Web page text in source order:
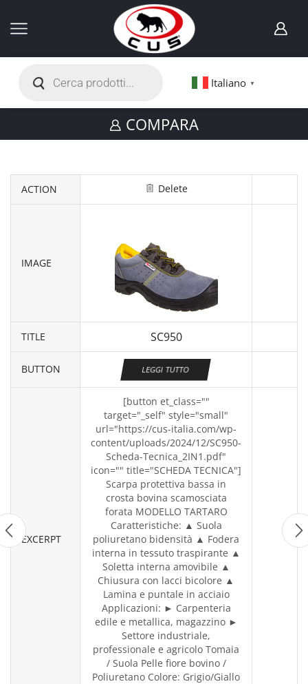
Italiano ▼
COMPARA
ACTION Delete
IMAGE
TITLE SC950
BUTTON LEGGI TUTTO
EXCERPT
[button et_class=""
target="_self" style="small"
url="https://cus-italia.com/wp-
content/uploads/2024/12/SC950-
Scheda-Tecnica_2IN1.pdf"
icon="" title="SCHEDA TECNICA"]
Scarpa protettiva bassa in
crosta bovina scamosciata
forata MODELLO TARTARO
Caratteristiche: ▲ Suola
poliuretano bidensità ▲ Fodera
interna in tessuto traspirante ▲
Soletta interna amovibile ▲
Chiusura con lacci bicolore ▲
Lamina e puntale in acciaio
Applicazioni: ► Carpenteria
edile e metallica, magazzino ►
Settore industriale,
professionale e agricolo Tomaia
/ Suola Pelle fiore bovino /
Poliuretano Colore: Grigio/Giallo